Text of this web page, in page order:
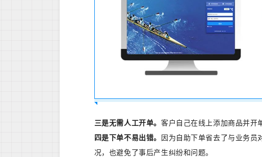
三是无需人工开单。 客户自己在线上添加商品并开
四是下单不易出错。
因为自助下单省去了与业务员
况，也避免了事后产生纠纷和问题。